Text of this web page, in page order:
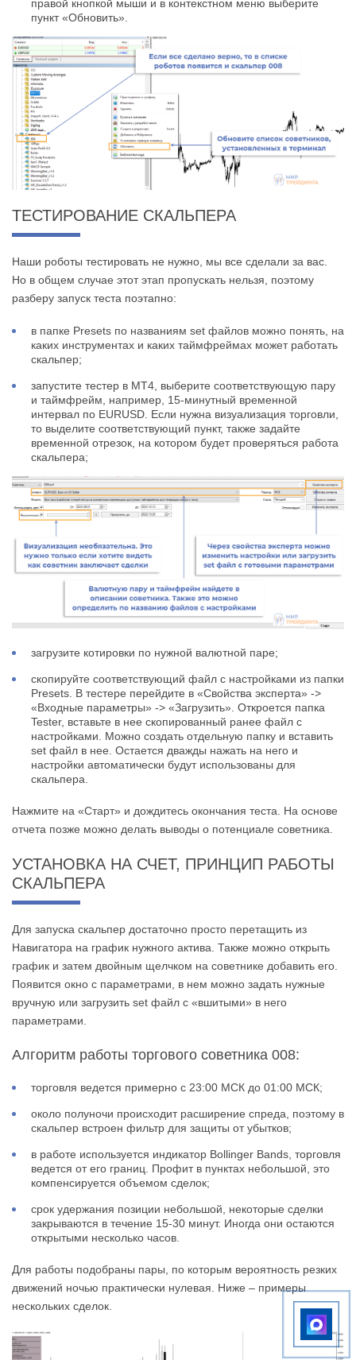
правой кнопкой мыши и в контекстном меню выберите
пункт «Обновить».
ТЕСТИРОВАНИЕ СКАЛЬПЕРА
Наши роботы тестировать не нужно, мы все сделали за вас.
Но в общем случае этот этап пропускать нельзя, поэтому
разберу запуск теста поэтапно:
в папке Presets по названиям set файлов можно понять, на
каких инструментах и каких таймфреймах может работать
скальпер;
запустите тестер в МТ4, выберите соответствующую пару
и таймфрейм, например, 15-минутный временной
интервал по EURUSD. Если нужна визуализация торговли,
то выделите соответствующий пункт, также задайте
временной отрезок, на котором будет проверяться работа
скальпера;
загрузите котировки по нужной валютной паре;
скопируйте соответствующий файл с настройками из папки
Presets. В тестере перейдите в «Свойства эксперта» ->
«Входные параметры» -> «Загрузить». Откроется папка
Tester, вставьте в нее скопированный ранее файл с
настройками. Можно создать отдельную папку и вставить
set файл в нее. Остается дважды нажать на него и
настройки автоматически будут использованы для
скальпера.
Нажмите на «Старт» и дождитесь окончания теста. На основе
отчета позже можно делать выводы о потенциале советника.
УСТАНОВКА НА СЧЕТ, ПРИНЦИП РАБОТЫ
СКАЛЬПЕРА
Для запуска скальпер достаточно просто перетащить из
Навигатора на график нужного актива. Также можно открыть
график и затем двойным щелчком на советнике добавить его.
Появится окно с параметрами, в нем можно задать нужные
вручную или загрузить set файл с «вшитыми» в него
параметрами.
Алгоритм работы торгового советника 008:
торговля ведется примерно с 23:00 МСК до 01:00 МСК;
около полуночи происходит расширение спреда, поэтому в
скальпер встроен фильтр для защиты от убытков;
в работе используется индикатор Bollinger Bands, торговля
ведется от его границ. Профит в пунктах небольшой, это
компенсируется объемом сделок;
срок удержания позиции небольшой, некоторые сделки
закрываются в течение 15-30 минут. Иногда они остаются
открытыми несколько часов.
Для работы подобраны пары, по которым вероятность резких
движений ночью практически нулевая. Ниже – примеры
нескольких сделок.